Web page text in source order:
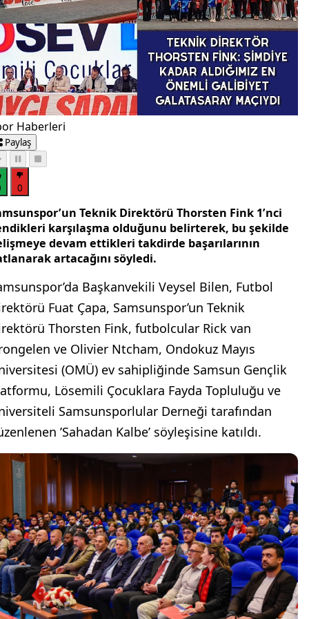
Haberleri
Paylaş
0
Teknik Direktörü Thorsten Fink 1’nci
karşılaşma olduğunu belirterek, bu şekilde
devam ettikleri takdirde başarılarının
artacağını söyledi.
Başkanvekili Veysel Bilen, Futbol
Fuat Çapa, Samsunspor’un Teknik
Thorsten Fink, futbolcular Rick van
ve Olivier Ntcham, Ondokuz Mayıs
(OMÜ) ev sahipliğinde Samsun Gençlik
Lösemili Çocuklara Fayda Topluluğu ve
Samsunsporlular Derneği tarafından
’Sahadan Kalbe’ söyleşisine katıldı.